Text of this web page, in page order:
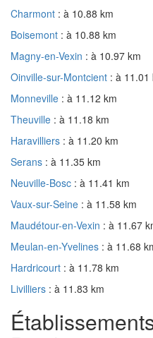
Charmont : à 10.88 km
Boisemont : à 10.88 km
Magny-en-Vexin : à 10.97 km
Oinville-sur-Montcient : à 11.01
Monneville : à 11.12 km
Theuville : à 11.18 km
Haravilliers : à 11.20 km
Serans : à 11.35 km
Neuville-Bosc : à 11.41 km
Vaux-sur-Seine : à 11.58 km
Maudétour-en-Vexin : à 11.67
Meulan-en-Yvelines : à 11.68
Hardricourt : à 11.78 km
Livilliers : à 11.83 km